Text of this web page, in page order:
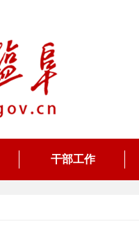
干部工作